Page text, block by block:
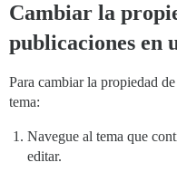
Cambiar la
publicaciones en
Para cambiar la propiedad
tema:
Navegue al tema que
editar.